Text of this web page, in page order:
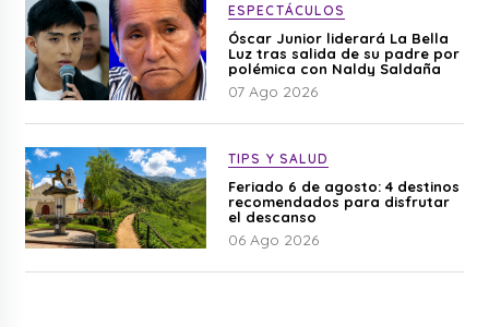
ESPECTÁCULOS
Óscar Junior liderará La Bella
Luz tras salida de su padre por
polémica con Naldy Saldaña
07 Ago 2026
TIPS Y SALUD
Feriado 6 de agosto: 4 destinos
recomendados para disfrutar
el descanso
06 Ago 2026